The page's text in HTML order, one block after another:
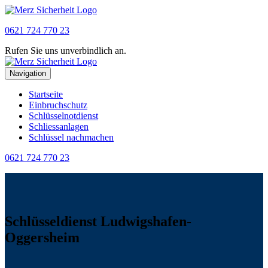
0621 724 770 23
Rufen Sie uns unverbindlich an.
Navigation
Startseite
Einbruchschutz
Schlüsselnotdienst
Schliessanlagen
Schlüssel nachmachen
0621 724 770 23
Schlüsseldienst Ludwigshafen-
Oggersheim